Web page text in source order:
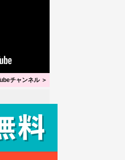
チャンネル ＞